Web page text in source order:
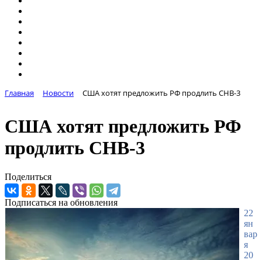
Главная Новости США хотят предложить РФ продлить СНВ-3
США хотят предложить РФ
продлить СНВ-3
Поделиться
Подписаться на обновления
22
ян
вар
я
20